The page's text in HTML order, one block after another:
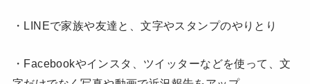
・LINEで家族や友達と、文字やスタンプのやりとり
・Facebookやインスタ、ツイッターなどを使って、文